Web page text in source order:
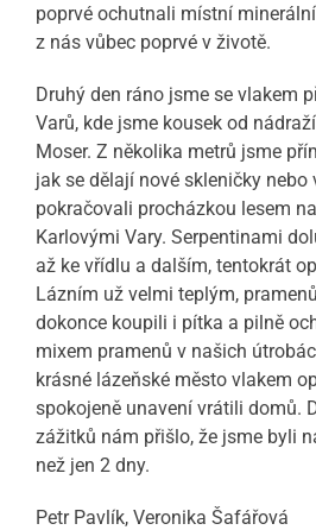
poprvé ochutnali místní
z nás vůbec poprvé v životě.
Druhý den ráno jsme se vlakem
Varů, kde jsme kousek od
Moser. Z několika metrů jsme
jak se dělají nové skleničky nebo
pokračovali procházkou lesem
Karlovými Vary. Serpentinami
až ke vřídlu a dalším, tentokrát
Lázním už velmi teplým,
dokonce koupili i pítka a pilně
mixem pramenů v našich
krásné lázeňské město vlakem
spokojeně unavení vrátili domů.
zážitků nám přišlo, že jsme byli
než jen 2 dny.
Petr Pavlík, Veronika Šafářová